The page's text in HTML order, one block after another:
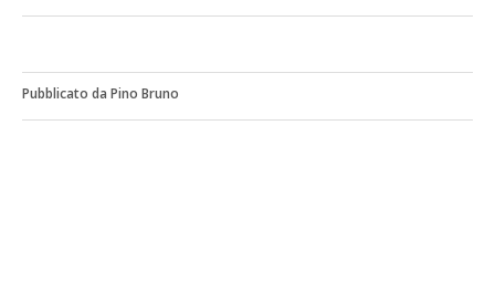
Pubblicato da Pino Bruno